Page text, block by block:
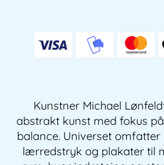
Kunstner Michael
abstrakt kunst med fokus
balance. Universet
lærredstryk og plakater til